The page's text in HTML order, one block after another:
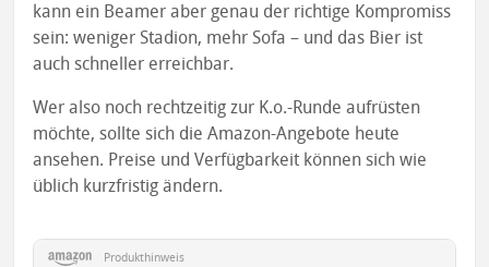
kann ein Beamer aber genau der richtige Kompromiss
sein: weniger Stadion, mehr Sofa – und das Bier ist
auch schneller erreichbar.
Wer also noch rechtzeitig zur K.o.-Runde aufrüsten
möchte, sollte sich die Amazon-Angebote heute
ansehen. Preise und Verfügbarkeit können sich wie
üblich kurzfristig ändern.
Produkthinweis